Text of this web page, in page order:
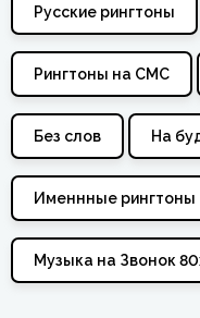
Русские рингтоны
Рингтоны на СМС
Без слов На
Именнные рингтоны
Музыка на Звонок